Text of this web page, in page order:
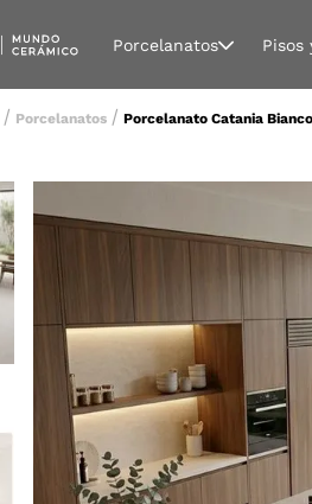
Porcelanatos Pisos
Porcelanatos Porcelanato Catania